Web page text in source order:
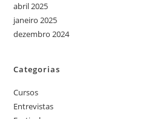
abril 2025
janeiro 2025
dezembro 2024
Categorias
Cursos
Entrevistas